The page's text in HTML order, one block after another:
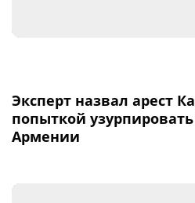
Эксперт назвал арест
попыткой
Армении